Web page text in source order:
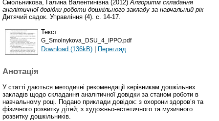
Смольникова, Галина Валентинівна (2012) Алгоритм складання
аналітичної довідки роботи дошкільного закладу за навчальний рік
Дитячий садок. Управління (4). с. 14-17.
Текст
G_Smolnykova_DSU_4_IPPO.pdf
Download (136kB) | Перегляд
Анотація
У статті даються методичні рекомендації керівникам дошкільних
закладів щодо складання аналітичної довідки за станом роботи в
навчальному році. Подано приклади довідок: з охорони здоров’я та
фізичного розвитку дітей; з художньо-естетичного та музичного
розвитку дошкільників.